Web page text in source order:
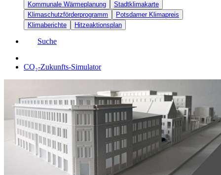
Kommunale Wärmeplanung
Stadtklimakarte
Klimaschutzförderprogramm
Potsdamer Klimapreis
Klimaberichte
Hitzeaktionsplan
Suche
CO₂-Zukunfts-Simulator